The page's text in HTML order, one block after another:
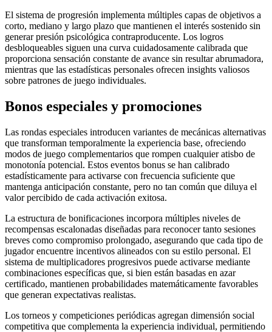
El sistema de progresión implementa múltiples capas de objetivos a
corto, mediano y largo plazo que mantienen el interés sostenido sin
generar presión psicológica contraproducente. Los logros
desbloqueables siguen una curva cuidadosamente calibrada que
proporciona sensación constante de avance sin resultar abrumadora,
mientras que las estadísticas personales ofrecen insights valiosos
sobre patrones de juego individuales.
Bonos especiales y promociones
Las rondas especiales introducen variantes de mecánicas alternativas
que transforman temporalmente la experiencia base, ofreciendo
modos de juego complementarios que rompen cualquier atisbo de
monotonía potencial. Estos eventos bonus se han calibrado
estadísticamente para activarse con frecuencia suficiente que
mantenga anticipación constante, pero no tan común que diluya el
valor percibido de cada activación exitosa.
La estructura de bonificaciones incorpora múltiples niveles de
recompensas escalonadas diseñadas para reconocer tanto sesiones
breves como compromiso prolongado, asegurando que cada tipo de
jugador encuentre incentivos alineados con su estilo personal. El
sistema de multiplicadores progresivos puede activarse mediante
combinaciones específicas que, si bien están basadas en azar
certificado, mantienen probabilidades matemáticamente favorables
que generan expectativas realistas.
Los torneos y competiciones periódicas agregan dimensión social
competitiva que complementa la experiencia individual, permitiendo